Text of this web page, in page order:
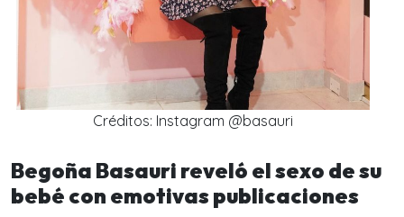
Créditos: Instagram @basauri
Begoña Basauri reveló el sexo de su
bebé con emotivas publicaciones